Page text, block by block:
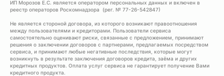
ИП Морозов Е.С. является оператором персональных данных и включен в
реестр операторов Роскомнадзора (рег. № 77-26-542847)
Не является стороной договора, из которого возникают правоотношения
между пользователями и кредиторами. Пользователи сервиса
самостоятельно оценивают риски, связанные с предложением, принимают
решения о заключении договоров с партнерами, предлагаемых посредством
сервиса, и принимают любые негативные последствия, которые могут
возникнуть в результате заключения договоров кредита, заёма и других
кредитных продуктов. Оплата услуг сервиса не гарантирует получение Вами
кредитного продукта.